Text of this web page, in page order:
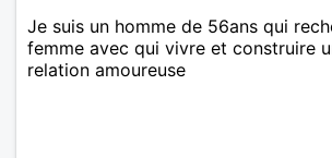
Je suis un homme de 56ans qui
femme avec qui vivre et construire
relation amoureuse